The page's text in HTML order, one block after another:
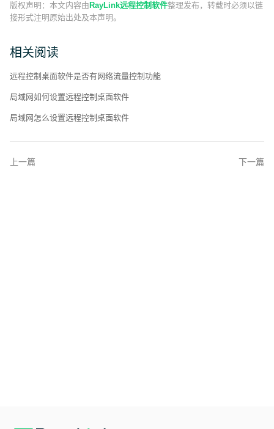
版权声明： 本文内容由 RayLink远程控制软件整理发布，转载时必须以链
接形式注明原始出处及本声明。
相关阅读
远程控制桌面软件是否有网络流量控制功能
局域网如何设置远程控制桌面软件
局域网怎么设置远程控制桌面软件
上一篇 下一篇